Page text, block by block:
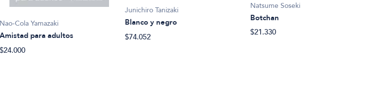
Nao-Cola Yamazaki
Amistad para adultos
$24.000
Junichiro Tanizaki
Blanco y negro
$74.052
Natsume Soseki
Botchan
$21.330